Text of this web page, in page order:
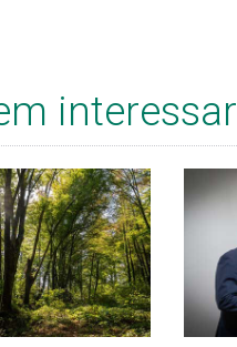
interessar